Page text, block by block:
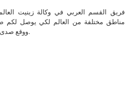
فريق القسم العربي في وكالة زينيت
مناطق مختلفة من العالم لكي يوصل لكم
ووقع صدى الإنجيل الحي.